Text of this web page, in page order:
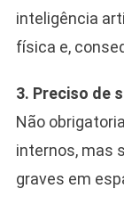
inteligência
física e,
3. Preciso de
Não
internos, mas
graves em